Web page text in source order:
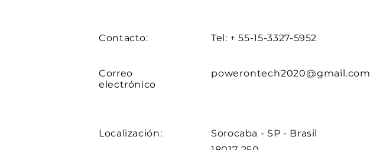
Contacto:
Correo
electrónico
Localización:
Tel: + 55-15-3327-5952
powerontech2020@gmail.com
Sorocaba - SP - Brasil